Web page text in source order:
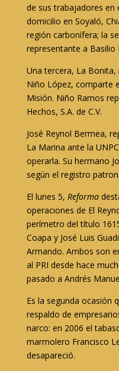
de sus trabajadores en
domicilio en Soyaló,
región carbonífera; la
representante a Basilio
Una tercera, La
Niño López, comparte
Misión. Niño Ramos
Hechos, S.A. de C.V.
José Reynol Bermea,
La Marina ante la
operarla. Su hermano
según el registro
El lunes 5, Reforma
operaciones de El
perímetro del título
Coapa y José Luis
Armando. Ambos son
al PRI desde hace
pasado a Andrés
Es la segunda ocasión
respaldo de
narco: en 2006 el
marmolero Francisco
desapareció.